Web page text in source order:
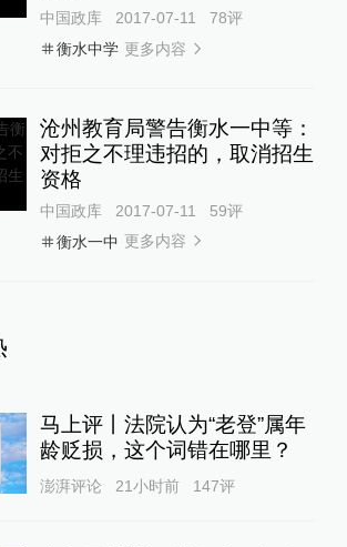
中国政库 2017-07-11 78评
衡水中学 更多内容
沧州教育局警告衡水一中等：
对拒之不理违招的，取消招生
资格
中国政库 2017-07-11 59评
衡水一中 更多内容
马上评丨法院认为“老登”属年
龄贬损，这个词错在哪里？
澎湃评论 21小时前 147评